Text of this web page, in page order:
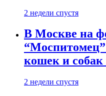
2 недели спустя
В Москве на
кошек и
2 недели спустя